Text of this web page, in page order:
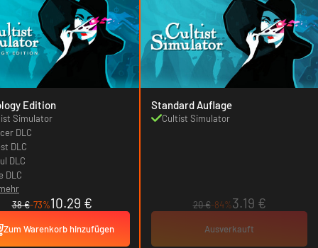
Edition
Simulator
DLC
DLC
DLC
DLC
38 €-73%10.29 €
Zum Warenkorb hinzufügen
Standard Auflage
Cultist Simulator
20 €-84%3.19 €
Ausverkauft